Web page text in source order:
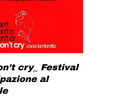
FREESTYLE
MSM
TSUNAMI
cry_ Festival
al